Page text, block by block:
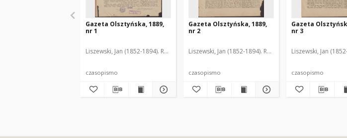
Gazeta Olsztyńska, 1889,
nr 1
Liszewski, Jan (1852-1894). Red.
czasopismo
Gazeta Olsztyńska, 1889,
nr 2
Liszewski, Jan (1852-1894). Red.
czasopismo
Gazeta
nr 3
Liszewski, Jan
czasopismo